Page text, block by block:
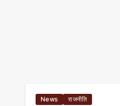
News राजनीति